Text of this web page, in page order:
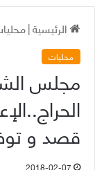
الرئيسية|
محليات
مجلس
قصد و